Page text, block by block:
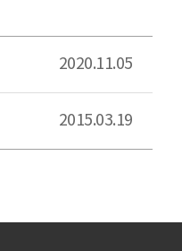
2020.11.05
2015.03.19